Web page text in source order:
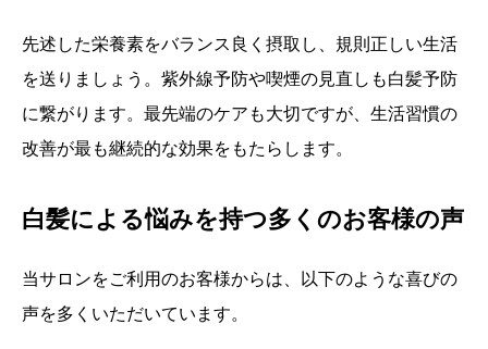
先述した栄養素をバランス良く摂取し、規則正しい生活
を送りましょう。紫外線予防や喫煙の見直しも白髪予防
に繋がります。最先端のケアも大切ですが、生活習慣の
改善が最も継続的な効果をもたらします。
白髪による悩みを持つ多くのお客様の声
当サロンをご利用のお客様からは、以下のような喜びの
声を多くいただいています。